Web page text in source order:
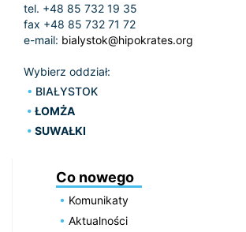
tel. +48 85 732 19 35
fax +48 85 732 71 72
e-mail: bialystok@hipokrates.org
Wybierz oddział:
BIAŁYSTOK
ŁOMŻA
SUWAŁKI
Co nowego
Komunikaty
Aktualności